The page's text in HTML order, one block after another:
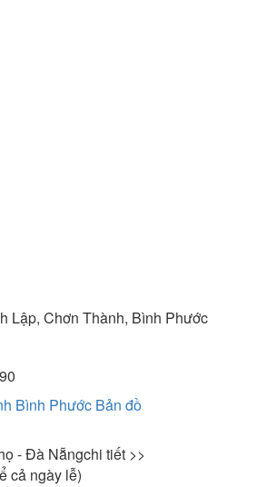
Lập, Chơn Thành, Bình Phước
Bình Phước Bản đồ
- Đà Nẵngchi tiết >>
cả ngày lễ)